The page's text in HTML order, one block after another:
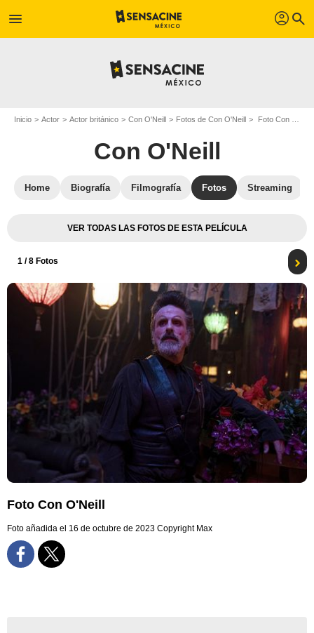
menu profil search
Inicio Actor Actor británico Con O'Neill Fotos de Con O'Neill Foto Con O'Neill
Con O'Neill
Home Biografía Filmografía Fotos Streaming
VER TODAS LAS FOTOS DE ESTA PELÍCULA
1 / 8 Fotos
Foto Con O'Neill
Foto añadida el 16 de octubre de 2023 Copyright Max